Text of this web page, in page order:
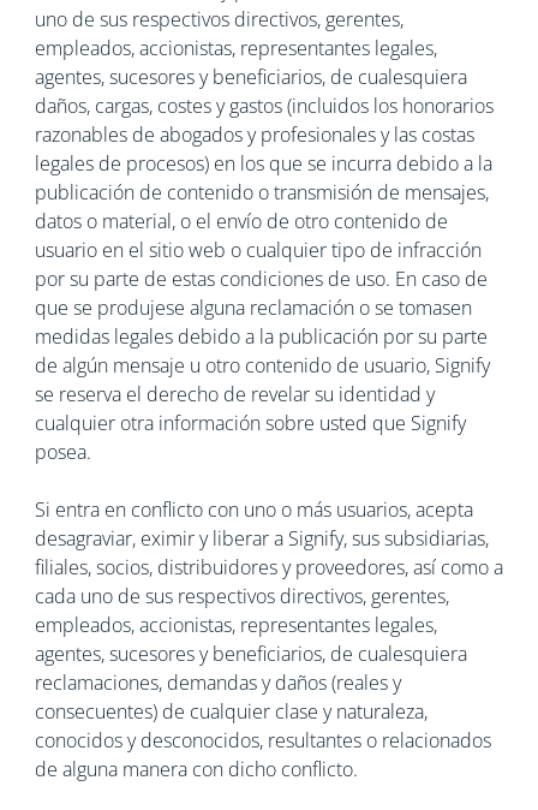
uno de sus respectivos directivos, gerentes,
empleados, accionistas, representantes legales,
agentes, sucesores y beneficiarios, de cualesquiera
daños, cargas, costes y gastos (incluidos los honorarios
razonables de abogados y profesionales y las costas
legales de procesos) en los que se incurra debido a la
publicación de contenido o transmisión de mensajes,
datos o material, o el envío de otro contenido de
usuario en el sitio web o cualquier tipo de infracción
por su parte de estas condiciones de uso. En caso de
que se produjese alguna reclamación o se tomasen
medidas legales debido a la publicación por su parte
de algún mensaje u otro contenido de usuario, Signify
se reserva el derecho de revelar su identidad y
cualquier otra información sobre usted que Signify
posea.
Si entra en conflicto con uno o más usuarios, acepta
desagraviar, eximir y liberar a Signify, sus subsidiarias,
filiales, socios, distribuidores y proveedores, así como a
cada uno de sus respectivos directivos, gerentes,
empleados, accionistas, representantes legales,
agentes, sucesores y beneficiarios, de cualesquiera
reclamaciones, demandas y daños (reales y
consecuentes) de cualquier clase y naturaleza,
conocidos y desconocidos, resultantes o relacionados
de alguna manera con dicho conflicto.